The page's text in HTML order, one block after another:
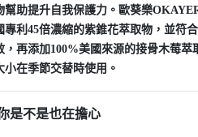
幫助提升自我保護力。歐葵樂
專利45倍濃縮的紫錐花萃取物，並符
，再添加100%美國來源的接骨木莓
小在季節交替時使用。
是不是也在擔心